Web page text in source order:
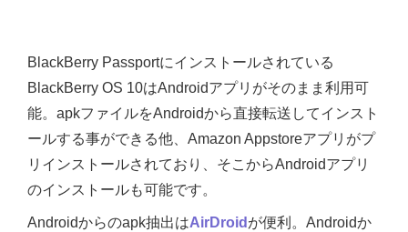
BlackBerry Passportにインストールされている
BlackBerry OS 10はAndroidアプリがそのまま利用可
能。apkファイルをAndroidから直接転送してインスト
ールする事ができる他、Amazon Appstoreアプリがプ
リインストールされており、そこからAndroidアプリ
のインストールも可能です。
Androidからのapk抽出はAirDroid が便利。Androidか